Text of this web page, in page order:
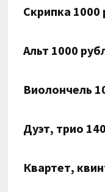
Скрипка 1000
Альт 1000
Виолончель
Дуэт, трио
Квартет,